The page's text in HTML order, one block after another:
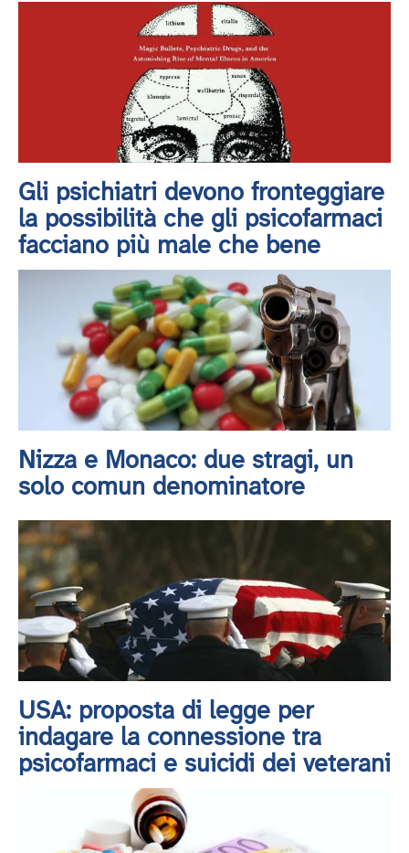
Gli psichiatri devono fronteggiare
la possibilità che gli psicofarmaci
facciano più male che bene
Nizza e Monaco: due stragi, un
solo comun denominatore
USA: proposta di legge per
indagare la connessione tra
psicofarmaci e suicidi dei veterani